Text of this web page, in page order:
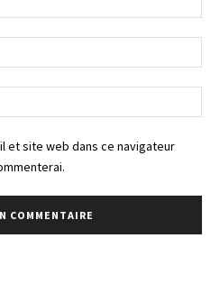
:*
:*
:
et site web dans ce navigateur